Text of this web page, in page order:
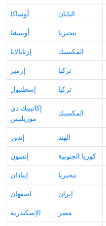
أوساكا
اليابان
أونيتشا
نيجيريا
إزتابالابا
المكسيك
إزمير
تركيا
إسطنبول
تركيا
إكاتيبيك دي
موريليس
المكسيك
إندور الهند
إنشون
كوريا الجنوبية
إيبادان
نيجيريا
اصفهان
إيران
الإسكندرية
مصر